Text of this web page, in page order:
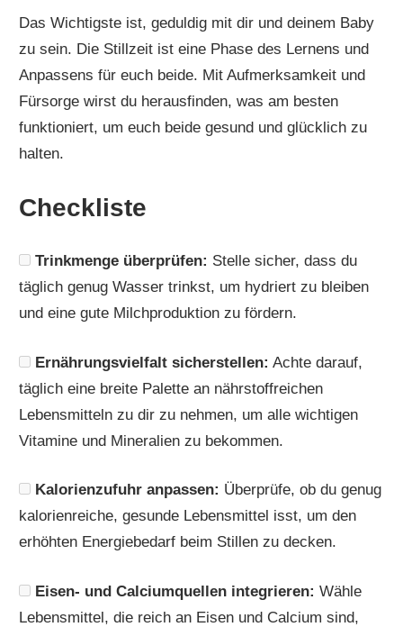
Das Wichtigste ist, geduldig mit dir und deinem Baby
zu sein. Die Stillzeit ist eine Phase des Lernens und
Anpassens für euch beide. Mit Aufmerksamkeit und
Fürsorge wirst du herausfinden, was am besten
funktioniert, um euch beide gesund und glücklich zu
halten.
Checkliste
Trinkmenge überprüfen: Stelle sicher, dass du
täglich genug Wasser trinkst, um hydriert zu bleiben
und eine gute Milchproduktion zu fördern.
Ernährungsvielfalt sicherstellen: Achte darauf,
täglich eine breite Palette an nährstoffreichen
Lebensmitteln zu dir zu nehmen, um alle wichtigen
Vitamine und Mineralien zu bekommen.
Kalorienzufuhr anpassen: Überprüfe, ob du genug
kalorienreiche, gesunde Lebensmittel isst, um den
erhöhten Energiebedarf beim Stillen zu decken.
Eisen- und Calciumquellen integrieren: Wähle
Lebensmittel, die reich an Eisen und Calcium sind,